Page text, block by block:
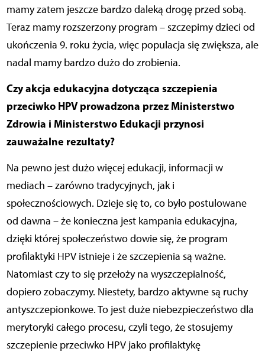
mamy zatem jeszcze bardzo daleką drogę przed sobą.
Teraz mamy rozszerzony program – szczepimy dzieci od
ukończenia 9. roku życia, więc populacja się zwiększa, ale
nadal mamy bardzo dużo do zrobienia.
Czy akcja edukacyjna dotycząca szczepienia
przeciwko HPV prowadzona przez Ministerstwo
Zdrowia i Ministerstwo Edukacji przynosi
zauważalne rezultaty?
Na pewno jest dużo więcej edukacji, informacji w
mediach – zarówno tradycyjnych, jak i
społecznościowych. Dzieje się to, co było postulowane
od dawna – że konieczna jest kampania edukacyjna,
dzięki której społeczeństwo dowie się, że program
profilaktyki HPV istnieje i że szczepienia są ważne.
Natomiast czy to się przełoży na wyszczepialność,
dopiero zobaczymy. Niestety, bardzo aktywne są ruchy
antyszczepionkowe. To jest duże niebezpieczeństwo dla
merytoryki całego procesu, czyli tego, że stosujemy
szczepienie przeciwko HPV jako profilaktykę